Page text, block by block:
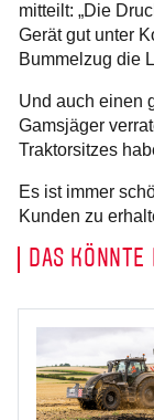
mitteilt: „Die
Gerät gut unter
Bummelzug die
Und auch einen
Gamsjäger
Traktorsitzes
Es ist immer
Kunden zu
DAS KÖNNTE